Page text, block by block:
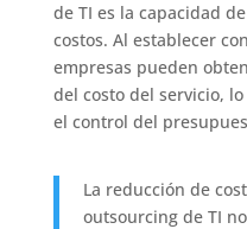
de TI es la capacidad
costos. Al establecer
empresas pueden
del costo del servicio,
el control del
La reducción de
outsourcing de TI